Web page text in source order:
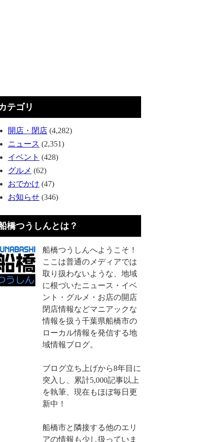
テゴリ
開店・閉店 (4,282)
ニュース (2,351)
イベント (428)
グルメ (62)
おでかけ (47)
お知らせ (346)
橋つうしんとは？
船橋つうしんへようこそ！
ここは普通のメディアでは
取り扱わないような、地域
に根づいたニュース・イベ
ント・グルメ・お店の開店
閉店情報などマニアックな
情報を扱う千葉県船橋市の
ローカル情報を発信する地
域情報ブログ。
ブログ立ち上げから8年目に
突入し、累計5,000記事以上
を執筆、現在もほぼ毎日更
新中！
船橋市と隣接する他のエリ
アの情報も少し扱っていま